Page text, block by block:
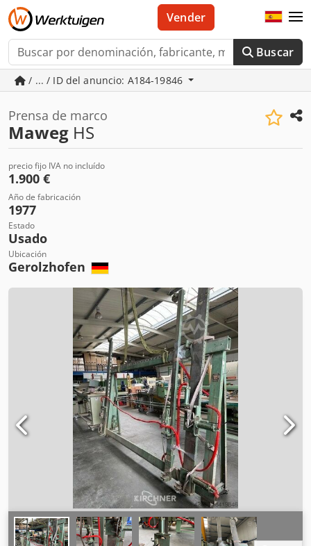
Buscar
Vender
/ ... / ID del anuncio: A184-19846
Prensa de marco
Maweg HS
precio fijo IVA no incluído
1.900 €
Año de fabricación
1977
Estado
Usado
Ubicación
Gerolzhofen